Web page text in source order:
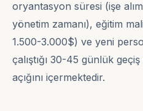
oryantasyon süresi (işe
yönetim zamanı), eğitim
1.500-3.000$) ve yeni
çalıştığı 30-45 günlük
açığını içermektedir.